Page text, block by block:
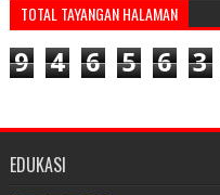
TOTAL TAYANGAN HALAMAN
9 4 6 5 6 3
EDUKASI